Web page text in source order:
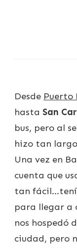
Desde Puerto
hasta San
bus, pero al
hizo tan
Una vez en
cuenta que
tan
para llegar a
nos hospedó
ciudad, pero